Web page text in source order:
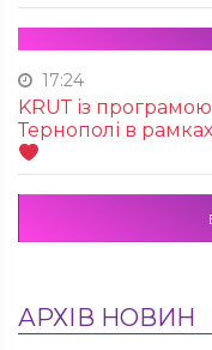
17:24
KRUТ із
Тернополі в
АРХІВ НОВИН